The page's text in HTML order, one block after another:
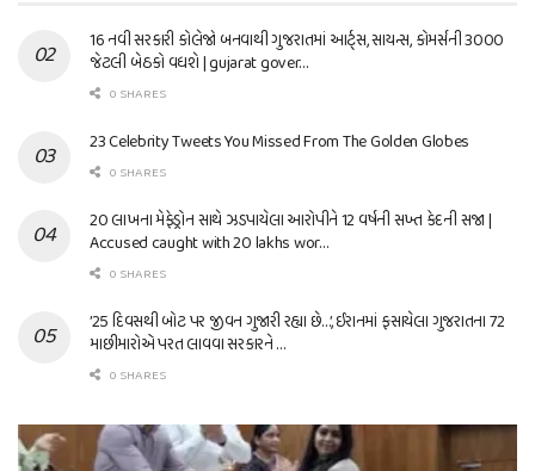
16 નવી સરકારી કોલેજો બનવાથી ગુજરાતમાં આર્ટ્સ, સાયન્સ, કોમર્સની 3000
જેટલી બેઠકો વધશે | gujarat gover…
0 SHARES
23 Celebrity Tweets You Missed From The Golden Globes
0 SHARES
20 લાખના મેફેડ્રોન સાથે ઝડપાયેલા આરોપીને 12 વર્ષની સખ્ત કેદની સજા |
Accused caught with 20 lakhs wor…
0 SHARES
’25 દિવસથી બોટ પર જીવન ગુજારી રહ્યા છે…’, ઈરાનમાં ફસાયેલા ગુજરાતના 72
માછીમારોએ પરત લાવવા સરકારને …
0 SHARES